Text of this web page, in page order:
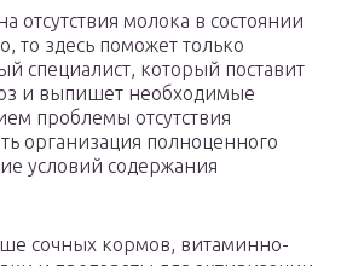
отсутствия молока в состоянии
то здесь поможет только
специалист, который поставит
и выпишет необходимые
проблемы отсутствия
организация полноценного
условий содержания
сочных кормов, витаминно-